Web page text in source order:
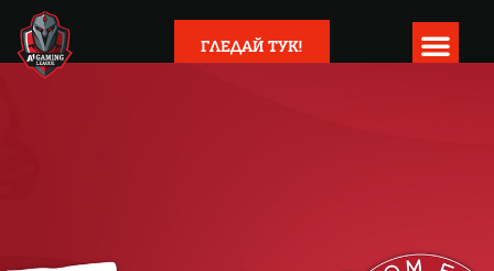
ГЛЕДАЙ ТУК!